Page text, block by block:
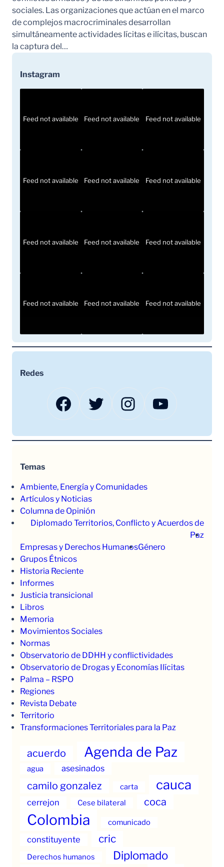
sociales. Las organizaciones que actúan en el marco
de complejos macrocriminales desarrollan
simultáneamente actividades lícitas e ilícitas, buscan
la captura del…
Instagram
Feed not available Feed not available Feed not available
Feed not available Feed not available Feed not available
Feed not available Feed not available Feed not available
Feed not available Feed not available Feed not available
Redes
Facebook Twitter Instagram YouTube
Temas
Ambiente, Energía y Comunidades
Artículos y Noticias
Columna de Opinión
Diplomado Territorios, Conflicto y Acuerdos de
Paz
Empresas y Derechos HumanosGénero
Grupos Étnicos
Historia Reciente
Informes
Justicia transicional
Libros
Memoria
Movimientos Sociales
Normas
Observatorio de DDHH y conflictividades
Observatorio de Drogas y Economías Ilícitas
Palma – RSPO
Regiones
Revista Debate
Territorio
Transformaciones Territoriales para la Paz
acuerdo Agenda de Paz
agua asesinados
camilo gonzalez carta cauca
cerrejon Cese bilateral coca
Colombia comunicado
constituyente cric
Derechos humanos Diplomado